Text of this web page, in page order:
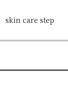
skin care step